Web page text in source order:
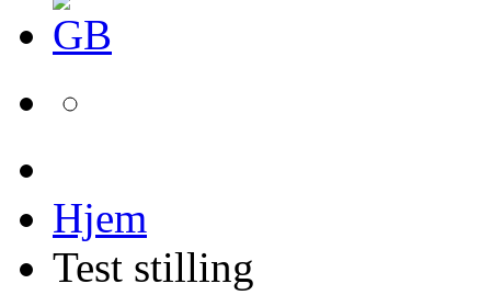
Hjem
Test stilling